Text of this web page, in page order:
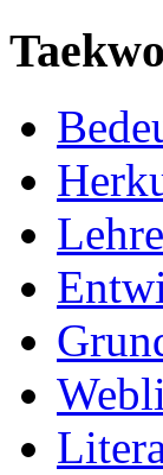
Lehre